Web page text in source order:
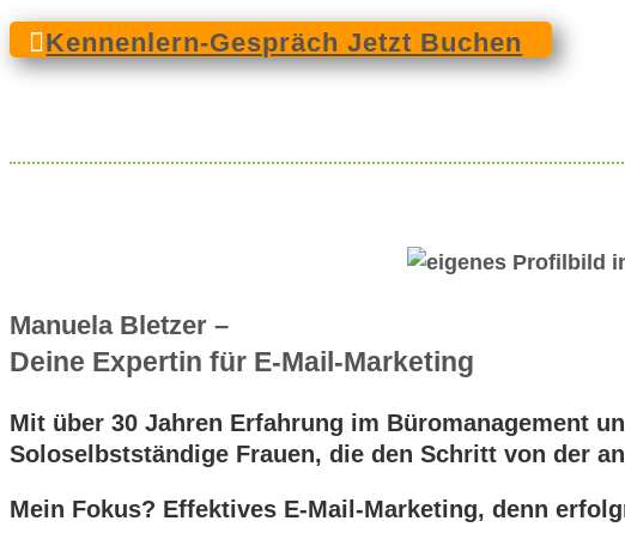
Kennenlern-Gespräch Jetzt Buchen
Manuela Bletzer –
Deine Expertin für E-Mail-Marketing
Mit über 30 Jahren Erfahrung im Büromanagement
Soloselbstständige Frauen, die den Schritt von der
Mein Fokus? Effektives E-Mail-Marketing, denn